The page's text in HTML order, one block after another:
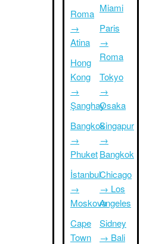
Roma
→
Atina
Hong
Kong
→
Şanghay
Bangkok
→
Phuket
İstanbul
→
Moskova
Cape
Town
Miami
Paris
→
Roma
Tokyo
→
Osaka
Singapur
→
Bangkok
Chicago
→ Los
Angeles
Sidney
→ Bali